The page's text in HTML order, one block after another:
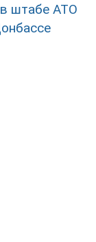
штабе АТО